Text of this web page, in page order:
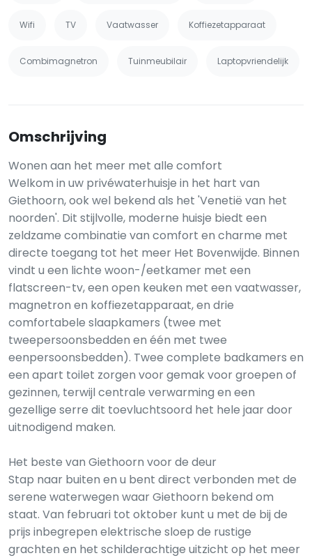
Wifi TV Vaatwasser Koffiezetapparaat
Combimagnetron Tuinmeubilair Laptopvriendelijk
Omschrijving
Wonen aan het meer met alle comfort
Welkom in uw privéwaterhuisje in het hart van
Giethoorn, ook wel bekend als het 'Venetië van het
noorden'. Dit stijlvolle, moderne huisje biedt een
zeldzame combinatie van comfort en charme met
directe toegang tot het meer Het Bovenwijde. Binnen
vindt u een lichte woon-/eetkamer met een
flatscreen-tv, een open keuken met een vaatwasser,
magnetron en koffiezetapparaat, en drie
comfortabele slaapkamers (twee met
tweepersoonsbedden en één met twee
eenpersoonsbedden). Twee complete badkamers en
een apart toilet zorgen voor gemak voor groepen of
gezinnen, terwijl centrale verwarming en een
gezellige serre dit toevluchtsoord het hele jaar door
uitnodigend maken.
Het beste van Giethoorn voor de deur
Stap naar buiten en u bent direct verbonden met de
serene waterwegen waar Giethoorn bekend om
staat. Van februari tot oktober kunt u met de bij de
prijs inbegrepen elektrische sloep de rustige
grachten en het schilderachtige uitzicht op het meer